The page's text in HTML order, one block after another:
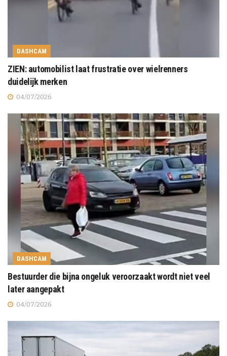
DASHCAM
ZIEN: automobilist laat frustratie over wielrenners
duidelijk merken
04/07/2026
DASHCAM
Bestuurder die bijna ongeluk veroorzaakt wordt niet veel
later aangepakt
04/07/2026